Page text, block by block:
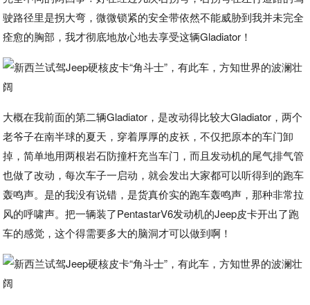
驶路径里是拐大弯，微微锁紧的安全带依然不能威胁到我并未完全
痊愈的胸部，我才彻底地放心地去享受这辆Gladiator！
大概在我前面的第二辆Gladiator，是改动得比较大Gladiator，两个
老爷子在南半球的夏天，穿着厚厚的皮袄，不仅把原本的车门卸
掉，简单地用两根岩石防撞杆充当车门，而且发动机的尾气排气管
也做了改动，每次车子一启动，就会发出大家都可以听得到的跑车
轰鸣声。是的我没有说错，是货真价实的跑车轰鸣声，那种非常拉
风的呼啸声。把一辆装了PentastarV6发动机的Jeep皮卡开出了跑
车的感觉，这个得需要多大的脑洞才可以做到啊！